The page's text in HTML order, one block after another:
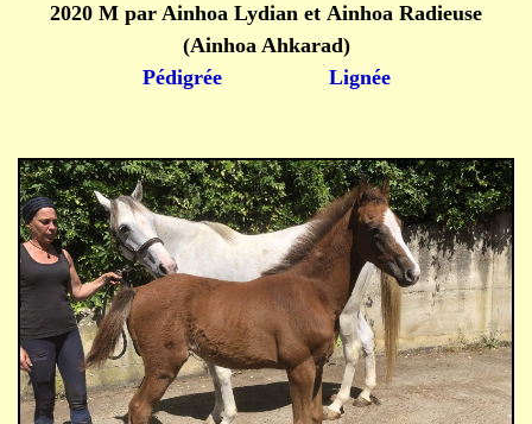
2020 M par Ainhoa Lydian et Ainhoa Radieuse
(Ainhoa Ahkarad)
Pédigrée
Lignée